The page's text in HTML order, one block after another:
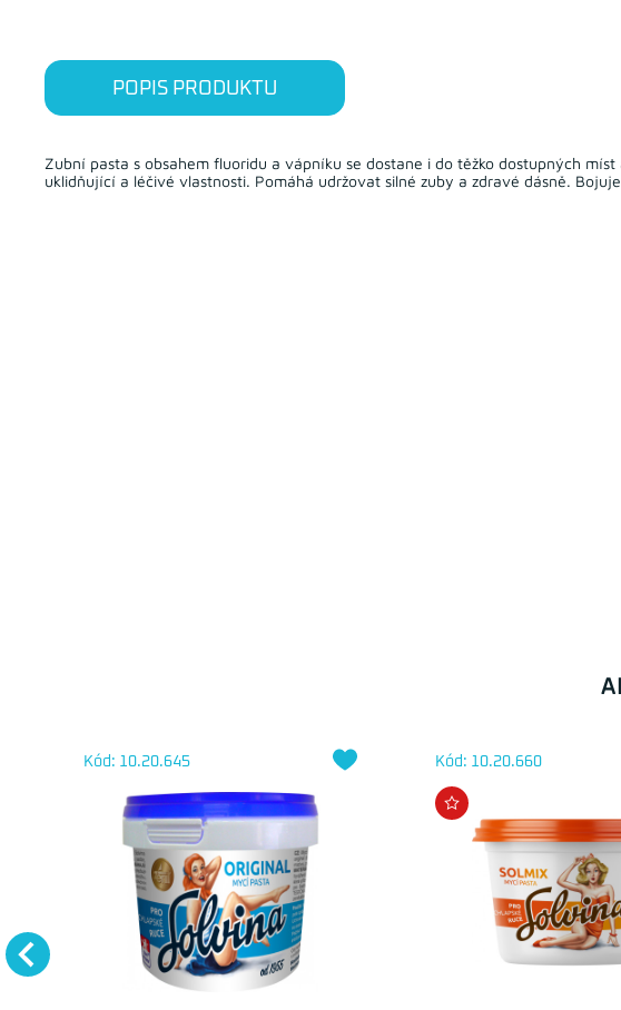
POPIS PRODUKTU
Zubní pasta s obsahem fluoridu a vápníku se dostane i do těžko dostupných
uklidňující a léčivé vlastnosti. Pomáhá udržovat silné zuby a zdravé dásně.
Kód: 10.20.645 Kód: 10.20.660